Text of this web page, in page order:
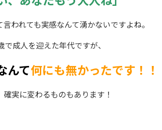
言われても実感なんて湧かないですよね。
で成人を迎えた年代ですが、
んて何にも無かったです！！
確実に変わるものもあります！